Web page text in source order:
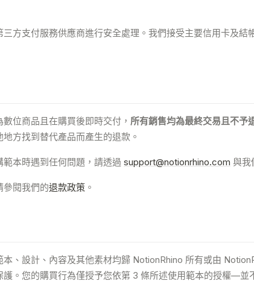
三方支付服務供應商進行安全處理。我們接受主要信用卡及結
位商品且在購買後即時交付， 所有銷售均為最終交易且不予
方找到替代產品而產生的退款。
本時遇到任何問題，請透過 support@notionrhino.com 與我
參閱我們的退款政策 。
本、設計、內容及其他素材均歸 NotionRhino 所有或由
護。您的購買行為僅授予您依第 3 條所述使用範本的授權—並